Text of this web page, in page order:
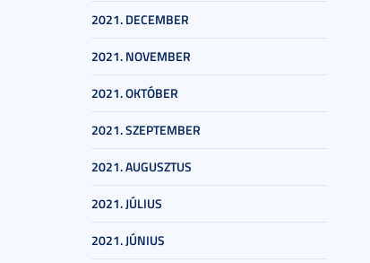
2021. DECEMBER
2021. NOVEMBER
2021. OKTÓBER
2021. SZEPTEMBER
2021. AUGUSZTUS
2021. JÚLIUS
2021. JÚNIUS